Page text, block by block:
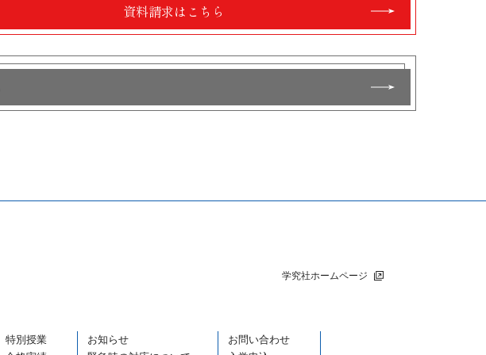
資料請求はこちら
学究社ホームページ
特別授業
お知らせ
お問い合わせ